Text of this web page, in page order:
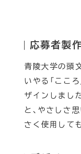
応募者製
青陵大学の頭
いやる「ここ
ザインしまし
と、やさしさ
さく使用して